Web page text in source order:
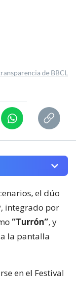
de BBCL
el dúo
, integrado por
“Turrón”, y
la pantalla
en el Festival